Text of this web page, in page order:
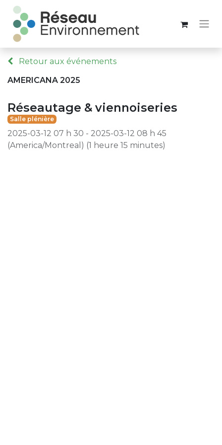
Retour aux événements
AMERICANA 2025
Réseautage & viennoiseries
Salle plénière
2025-03-12 07 h 30 - 2025-03-12 08 h 45
(America/Montreal ) (1 heure 15 minutes)